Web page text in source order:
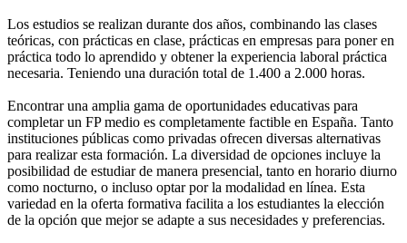
Los estudios se realizan durante dos años, combinando las clases
teóricas, con prácticas en clase, prácticas en empresas para poner en
práctica todo lo aprendido y obtener la experiencia laboral práctica
necesaria. Teniendo una duración total de 1.400 a 2.000 horas.
Encontrar una amplia gama de oportunidades educativas para
completar un FP medio es completamente factible en España. Tanto
instituciones públicas como privadas ofrecen diversas alternativas
para realizar esta formación. La diversidad de opciones incluye la
posibilidad de estudiar de manera presencial, tanto en horario diurno
como nocturno, o incluso optar por la modalidad en línea. Esta
variedad en la oferta formativa facilita a los estudiantes la elección
de la opción que mejor se adapte a sus necesidades y preferencias.